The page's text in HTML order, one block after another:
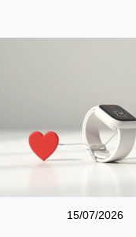
15/07/2026